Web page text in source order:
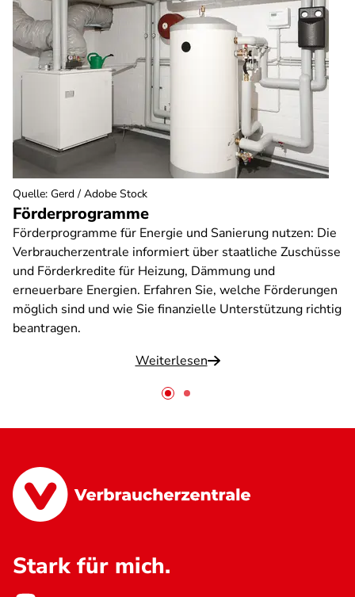
Förderprogramme
Förderprogramme für Energie und Sanierung nutzen: Die
Verbraucherzentrale informiert über staatliche Zuschüsse
und Förderkredite für Heizung, Dämmung und
erneuerbare Energien. Erfahren Sie, welche Förderungen
möglich sind und wie Sie finanzielle Unterstützung richtig
beantragen.
Weiterlesen
Quelle: Gerd / Adobe Stock
Stark für mich.